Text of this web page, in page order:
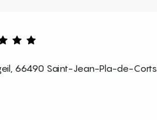
66490 Saint-Jean-Pla-de-Corts